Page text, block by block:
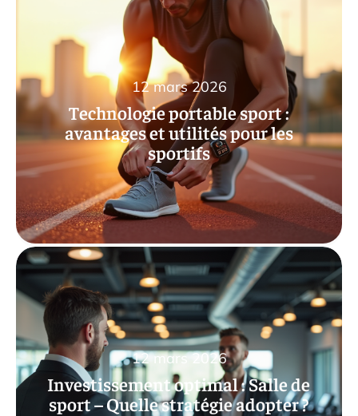
Technologie portable sport :
avantages et utilités pour les
sportifs
12 mars 2026
Investissement optimal : Salle de
sport – Quelle stratégie adopter ?
12 mars 2026